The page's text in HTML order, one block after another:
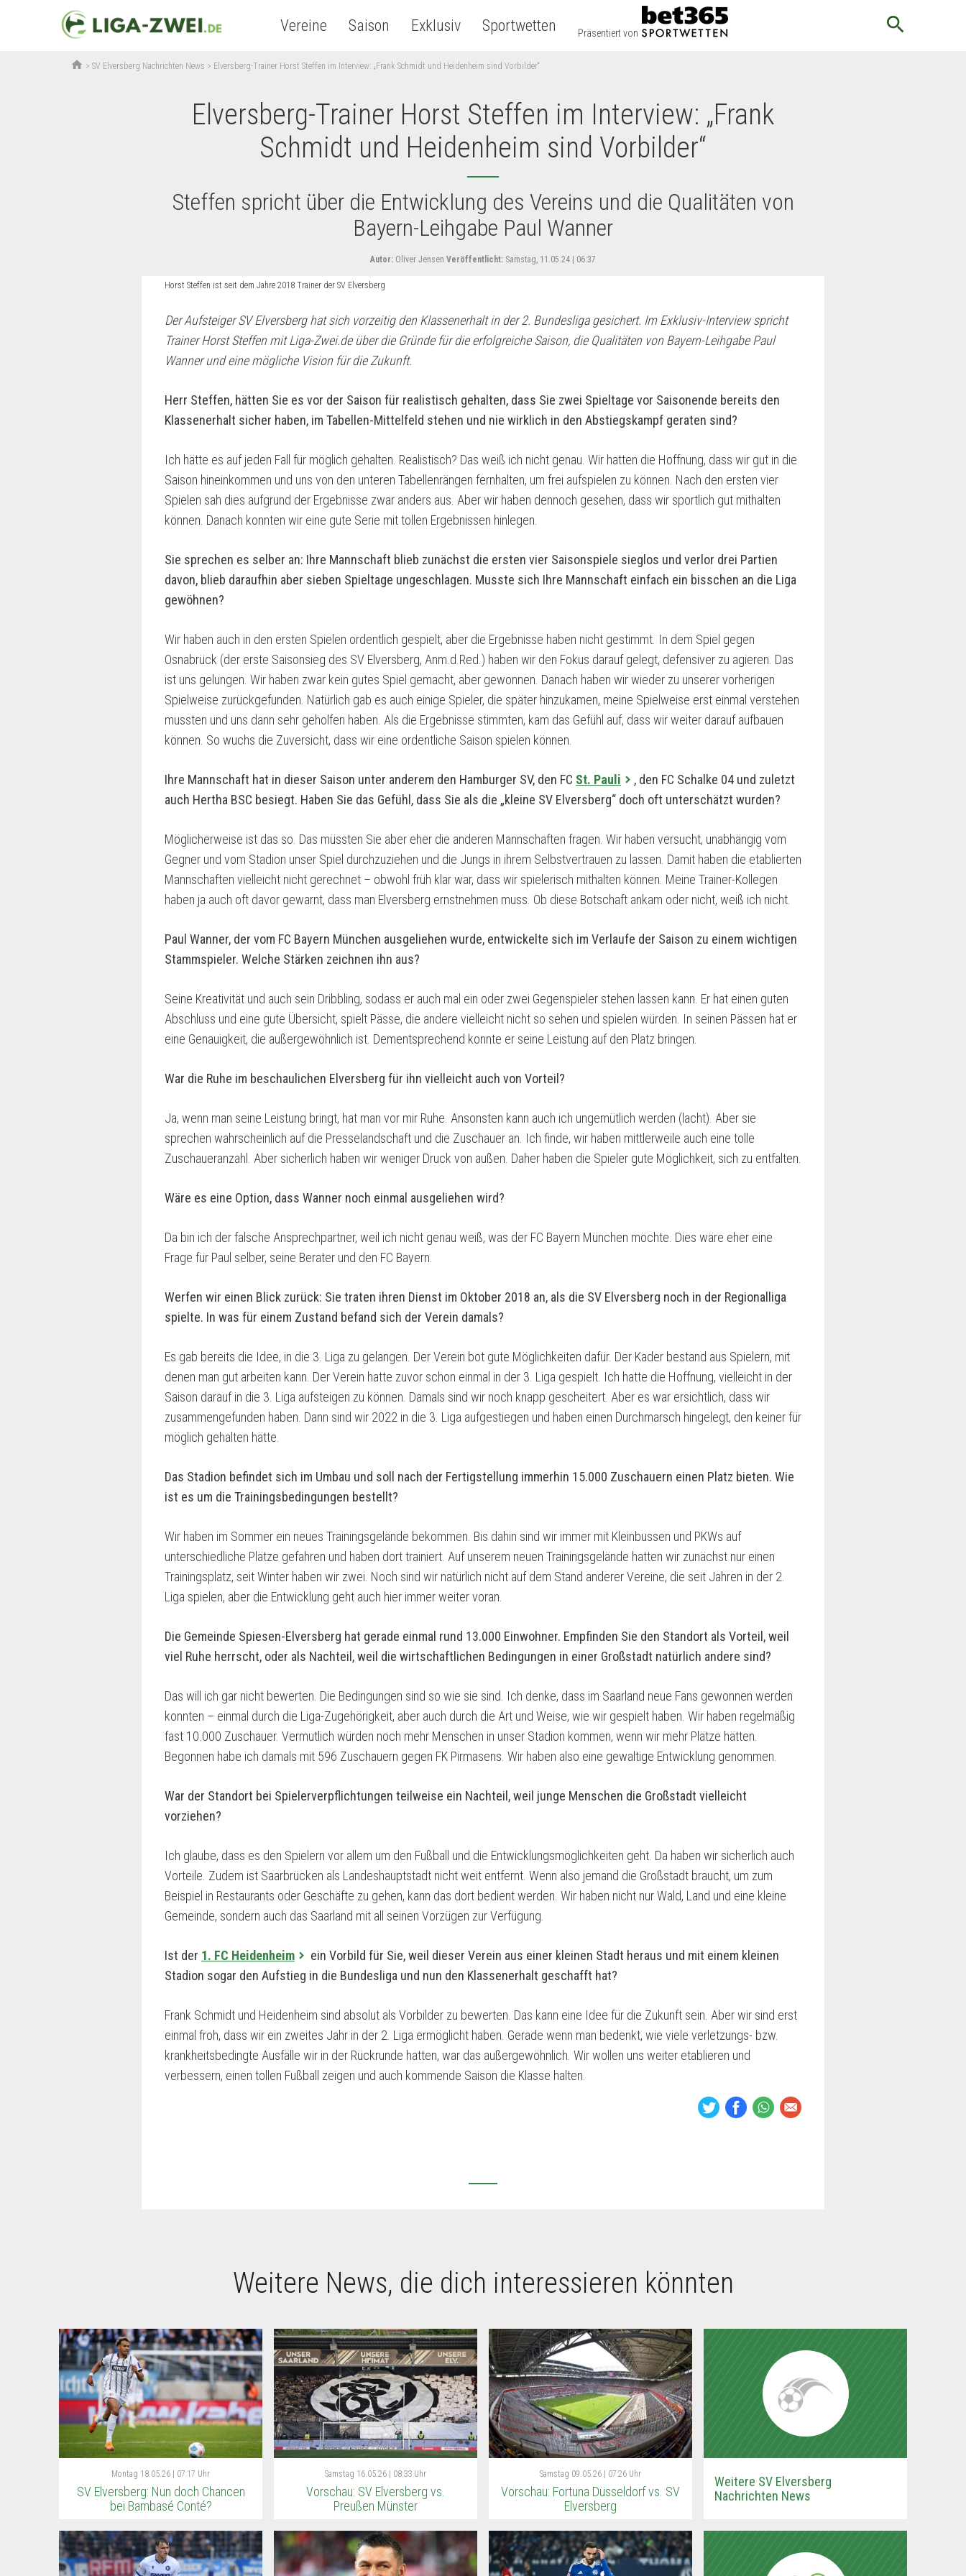
Vereine Saison Exklusiv Sportwetten Präsentiert von search
home > SV Elversberg Nachrichten News > Elversberg-Trainer Horst Steffen im Interview: „Frank Schmidt und Heidenheim sind Vorbilder“
Elversberg-Trainer Horst Steffen im Interview: „Frank
Schmidt und Heidenheim sind Vorbilder“
Steffen spricht über die Entwicklung des Vereins und die Qualitäten von
Bayern-Leihgabe Paul Wanner
Autor: Oliver Jensen Veröffentlicht: Samstag, 11.05.24 | 06:37
Horst Steffen ist seit dem Jahre 2018 Trainer der SV Elversberg
Der Aufsteiger SV Elversberg hat sich vorzeitig den Klassenerhalt in der 2. Bundesliga gesichert. Im Exklusiv-Interview spricht
Trainer Horst Steffen mit Liga-Zwei.de über die Gründe für die erfolgreiche Saison, die Qualitäten von Bayern-Leihgabe Paul
Wanner und eine mögliche Vision für die Zukunft.
Herr Steffen, hätten Sie es vor der Saison für realistisch gehalten, dass Sie zwei Spieltage vor Saisonende bereits den
Klassenerhalt sicher haben, im Tabellen-Mittelfeld stehen und nie wirklich in den Abstiegskampf geraten sind?
Ich hätte es auf jeden Fall für möglich gehalten. Realistisch? Das weiß ich nicht genau. Wir hatten die Hoffnung, dass wir gut in die
Saison hineinkommen und uns von den unteren Tabellenrängen fernhalten, um frei aufspielen zu können. Nach den ersten vier
Spielen sah dies aufgrund der Ergebnisse zwar anders aus. Aber wir haben dennoch gesehen, dass wir sportlich gut mithalten
können. Danach konnten wir eine gute Serie mit tollen Ergebnissen hinlegen.
Sie sprechen es selber an: Ihre Mannschaft blieb zunächst die ersten vier Saisonspiele sieglos und verlor drei Partien
davon, blieb daraufhin aber sieben Spieltage ungeschlagen. Musste sich Ihre Mannschaft einfach ein bisschen an die Liga
gewöhnen?
Wir haben auch in den ersten Spielen ordentlich gespielt, aber die Ergebnisse haben nicht gestimmt. In dem Spiel gegen
Osnabrück (der erste Saisonsieg des SV Elversberg, Anm.d.Red.) haben wir den Fokus darauf gelegt, defensiver zu agieren. Das
ist uns gelungen. Wir haben zwar kein gutes Spiel gemacht, aber gewonnen. Danach haben wir wieder zu unserer vorherigen
Spielweise zurückgefunden. Natürlich gab es auch einige Spieler, die später hinzukamen, meine Spielweise erst einmal verstehen
mussten und uns dann sehr geholfen haben. Als die Ergebnisse stimmten, kam das Gefühl auf, dass wir weiter darauf aufbauen
können. So wuchs die Zuversicht, dass wir eine ordentliche Saison spielen können.
Ihre Mannschaft hat in dieser Saison unter anderem den Hamburger SV, den FC St. Pauli
, den FC Schalke 04 und zuletzt
auch Hertha BSC besiegt. Haben Sie das Gefühl, dass Sie als die „kleine SV Elversberg“ doch oft unterschätzt wurden?
Möglicherweise ist das so. Das müssten Sie aber eher die anderen Mannschaften fragen. Wir haben versucht, unabhängig vom
Gegner und vom Stadion unser Spiel durchzuziehen und die Jungs in ihrem Selbstvertrauen zu lassen. Damit haben die etablierten
Mannschaften vielleicht nicht gerechnet – obwohl früh klar war, dass wir spielerisch mithalten können. Meine Trainer-Kollegen
haben ja auch oft davor gewarnt, dass man Elversberg ernstnehmen muss. Ob diese Botschaft ankam oder nicht, weiß ich nicht.
Paul Wanner, der vom FC Bayern München ausgeliehen wurde, entwickelte sich im Verlaufe der Saison zu einem wichtigen
Stammspieler. Welche Stärken zeichnen ihn aus?
Seine Kreativität und auch sein Dribbling, sodass er auch mal ein oder zwei Gegenspieler stehen lassen kann. Er hat einen guten
Abschluss und eine gute Übersicht, spielt Pässe, die andere vielleicht nicht so sehen und spielen würden. In seinen Pässen hat er
eine Genauigkeit, die außergewöhnlich ist. Dementsprechend konnte er seine Leistung auf den Platz bringen.
War die Ruhe im beschaulichen Elversberg für ihn vielleicht auch von Vorteil?
Ja, wenn man seine Leistung bringt, hat man vor mir Ruhe. Ansonsten kann auch ich ungemütlich werden (lacht). Aber sie
sprechen wahrscheinlich auf die Presselandschaft und die Zuschauer an. Ich finde, wir haben mittlerweile auch eine tolle
Zuschaueranzahl. Aber sicherlich haben wir weniger Druck von außen. Daher haben die Spieler gute Möglichkeit, sich zu entfalten.
Wäre es eine Option, dass Wanner noch einmal ausgeliehen wird?
Da bin ich der falsche Ansprechpartner, weil ich nicht genau weiß, was der FC Bayern München möchte. Dies wäre eher eine
Frage für Paul selber, seine Berater und den FC Bayern.
Werfen wir einen Blick zurück: Sie traten ihren Dienst im Oktober 2018 an, als die SV Elversberg noch in der Regionalliga
spielte. In was für einem Zustand befand sich der Verein damals?
Es gab bereits die Idee, in die 3. Liga zu gelangen. Der Verein bot gute Möglichkeiten dafür. Der Kader bestand aus Spielern, mit
denen man gut arbeiten kann. Der Verein hatte zuvor schon einmal in der 3. Liga gespielt. Ich hatte die Hoffnung, vielleicht in der
Saison darauf in die 3. Liga aufsteigen zu können. Damals sind wir noch knapp gescheitert. Aber es war ersichtlich, dass wir
zusammengefunden haben. Dann sind wir 2022 in die 3. Liga aufgestiegen und haben einen Durchmarsch hingelegt, den keiner für
möglich gehalten hätte.
Das Stadion befindet sich im Umbau und soll nach der Fertigstellung immerhin 15.000 Zuschauern einen Platz bieten. Wie
ist es um die Trainingsbedingungen bestellt?
Wir haben im Sommer ein neues Trainingsgelände bekommen. Bis dahin sind wir immer mit Kleinbussen und PKWs auf
unterschiedliche Plätze gefahren und haben dort trainiert. Auf unserem neuen Trainingsgelände hatten wir zunächst nur einen
Trainingsplatz, seit Winter haben wir zwei. Noch sind wir natürlich nicht auf dem Stand anderer Vereine, die seit Jahren in der 2.
Liga spielen, aber die Entwicklung geht auch hier immer weiter voran.
Die Gemeinde Spiesen-Elversberg hat gerade einmal rund 13.000 Einwohner. Empfinden Sie den Standort als Vorteil, weil
viel Ruhe herrscht, oder als Nachteil, weil die wirtschaftlichen Bedingungen in einer Großstadt natürlich andere sind?
Das will ich gar nicht bewerten. Die Bedingungen sind so wie sie sind. Ich denke, dass im Saarland neue Fans gewonnen werden
konnten – einmal durch die Liga-Zugehörigkeit, aber auch durch die Art und Weise, wie wir gespielt haben. Wir haben regelmäßig
fast 10.000 Zuschauer. Vermutlich würden noch mehr Menschen in unser Stadion kommen, wenn wir mehr Plätze hätten.
Begonnen habe ich damals mit 596 Zuschauern gegen FK Pirmasens. Wir haben also eine gewaltige Entwicklung genommen.
War der Standort bei Spielerverpflichtungen teilweise ein Nachteil, weil junge Menschen die Großstadt vielleicht
vorziehen?
Ich glaube, dass es den Spielern vor allem um den Fußball und die Entwicklungsmöglichkeiten geht. Da haben wir sicherlich auch
Vorteile. Zudem ist Saarbrücken als Landeshauptstadt nicht weit entfernt. Wenn also jemand die Großstadt braucht, um zum
Beispiel in Restaurants oder Geschäfte zu gehen, kann das dort bedient werden. Wir haben nicht nur Wald, Land und eine kleine
Gemeinde, sondern auch das Saarland mit all seinen Vorzügen zur Verfügung.
Ist der 1. FC Heidenheim
ein Vorbild für Sie, weil dieser Verein aus einer kleinen Stadt heraus und mit einem kleinen
Stadion sogar den Aufstieg in die Bundesliga und nun den Klassenerhalt geschafft hat?
Frank Schmidt und Heidenheim sind absolut als Vorbilder zu bewerten. Das kann eine Idee für die Zukunft sein. Aber wir sind erst
einmal froh, dass wir ein zweites Jahr in der 2. Liga ermöglicht haben. Gerade wenn man bedenkt, wie viele verletzungs- bzw.
krankheitsbedingte Ausfälle wir in der Rückrunde hatten, war das außergewöhnlich. Wir wollen uns weiter etablieren und
verbessern, einen tollen Fußball zeigen und auch kommende Saison die Klasse halten.
Weitere News, die dich interessieren könnten
Montag 18.05.26 | 07:17 Uhr
SV Elversberg: Nun doch Chancen
bei Bambasé Conté?
Samstag 16.05.26 | 08:33 Uhr
Vorschau: SV Elversberg vs.
Preußen Münster
Samstag 09.05.26 | 07:26 Uhr
Vorschau: Fortuna Düsseldorf vs. SV
Elversberg
Weitere SV Elversberg
Nachrichten News